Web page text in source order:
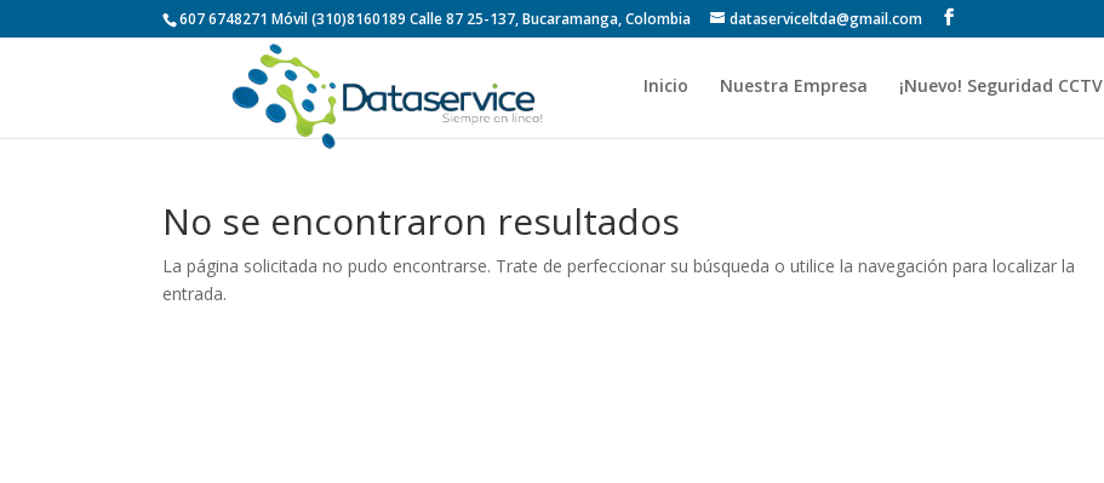
607 6748271 Móvil (310)8160189 Calle 87 25-137, Bucaramanga, Colombia dataserviceltda@gmail.com
Inicio Nuestra Empresa ¡Nuevo! Seguridad CCTV
No se encontraron resultados
La página solicitada no pudo encontrarse. Trate de perfeccionar su búsqueda o utilice la navegación para localizar la
entrada.